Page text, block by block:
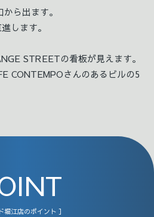
ら出ます。
します。
STREETの看板が見えます。
CONTEMPOさんのあるビルの5
堀江店のポイント ］